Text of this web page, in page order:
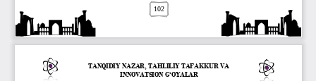
102
TANQIDIY NAZAR, TAHLILIY TAFAKKUR VA
INNOVATSION G‘OYALAR